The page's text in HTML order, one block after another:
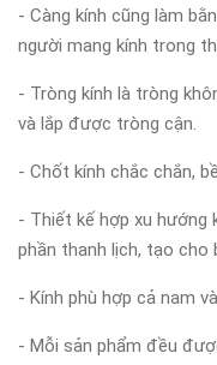
- Càng kính cũng làm
người mang kính trong
- Tròng kính là tròng
và lắp được tròng cận.
- Chốt kính chắc chắn,
- Thiết kế hợp xu hướng
phần thanh lịch, tạo cho
- Kính phù hợp cả nam
- Mỗi sản phẩm đều